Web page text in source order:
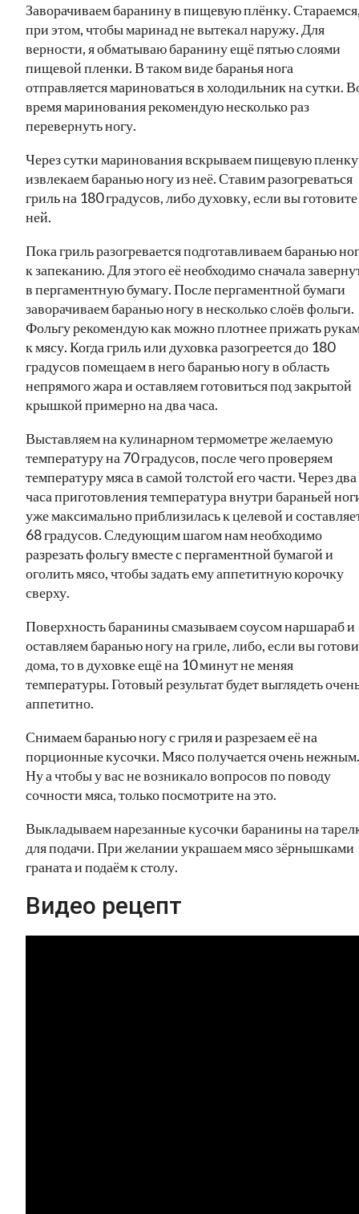
Заворачиваем баранину в пищевую плёнку.
при этом, чтобы маринад не вытекал наружу. Для
верности, я обматываю баранину ещё пятью слоями
пищевой пленки. В таком виде баранья нога
отправляется мариноваться в холодильник на сутки.
время маринования рекомендую несколько раз
перевернуть ногу.
Через сутки маринования вскрываем пищевую
извлекаем баранью ногу из неё. Ставим разогреваться
гриль на 180 градусов, либо духовку, если вы
ней.
Пока гриль разогревается подготавливаем баранью
к запеканию. Для этого её необходимо сначала
в пергаментную бумагу. После пергаментной бумаги
заворачиваем баранью ногу в несколько слоёв фольги.
Фольгу рекомендую как можно плотнее прижать
к мясу. Когда гриль или духовка разогреется до 180
градусов помещаем в него баранью ногу в область
непрямого жара и оставляем готовиться под закрытой
крышкой примерно на два часа.
Выставляем на кулинарном термометре желаемую
температуру на 70 градусов, после чего проверяем
температуру мяса в самой толстой его части. Через два
часа приготовления температура внутри бараньей
уже максимально приблизилась к целевой и
68 градусов. Следующим шагом нам необходимо
разрезать фольгу вместе с пергаментной бумагой и
оголить мясо, чтобы задать ему аппетитную корочку
сверху.
Поверхность баранины смазываем соусом наршараб и
оставляем баранью ногу на гриле, либо, если вы
дома, то в духовке ещё на 10 минут не меняя
температуры. Готовый результат будет выглядеть
аппетитно.
Снимаем баранью ногу с гриля и разрезаем её на
порционные кусочки. Мясо получается очень нежным.
Ну а чтобы у вас не возникало вопросов по поводу
сочности мяса, только посмотрите на это.
Выкладываем нарезанные кусочки баранины на
для подачи. При желании украшаем мясо зёрнышками
граната и подаём к столу.
Видео рецепт